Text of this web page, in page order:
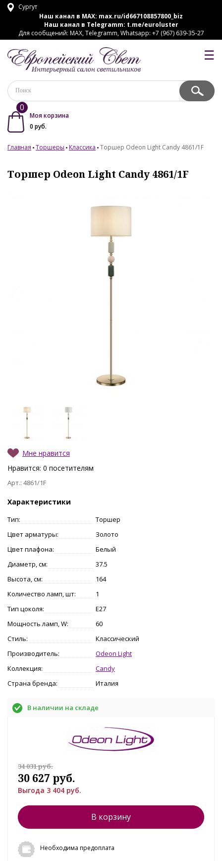
Сургут
Наш канал в MAX: max.ru/id667108857800_biz
Наш канал в Telegramm: t.me/euroluster
Для сообщений: MAX, Telegramm, Whatsapp: +7 (967) 639-35-27
☰
0
Моя корзина
0 руб.
Главная Торшеры Классика Торшер Odeon Light Candy 4861/1F
Торшер Odeon Light Candy 4861/1F
Мне нравится
Нравится: 0 посетителям
Арт.: 4861/1F
Характеристики
Тип:
Торшер
Цвет арматуры:
Золото
Цвет плафона:
Белый
Диаметр, см:
37.5
Высота, см:
164
Количество ламп, шт:
1
Тип цоколя:
E27
Мощность ламп, W:
60
Стиль:
Классический
Производитель:
Odeon Light
Коллекция:
Candy
Страна бренда:
Италия
В наличии на складе
34 031 руб.
30 627 руб.
Выгода 3 404 руб.
В корзину
Необходима предоплата